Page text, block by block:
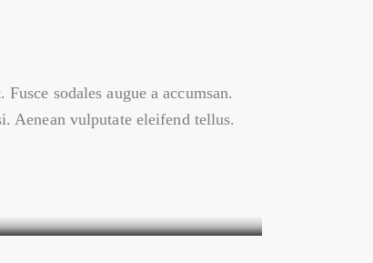
sodales augue a accumsan.
Aenean vulputate eleifend tellus.